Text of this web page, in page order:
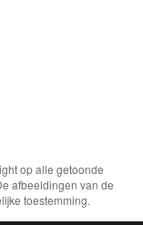
op alle getoonde
afbeeldingen van de
toestemming.